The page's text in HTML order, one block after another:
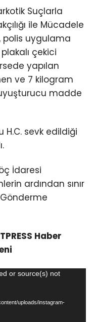
Suçlarla
ile Mücadele
polis uygulama
çekici
yapılan
ve 7 kilogram
madde
H.C. sevk edildiği
İdaresi
ardından sınır
Haber
or source(s) not
uploads/instagram-